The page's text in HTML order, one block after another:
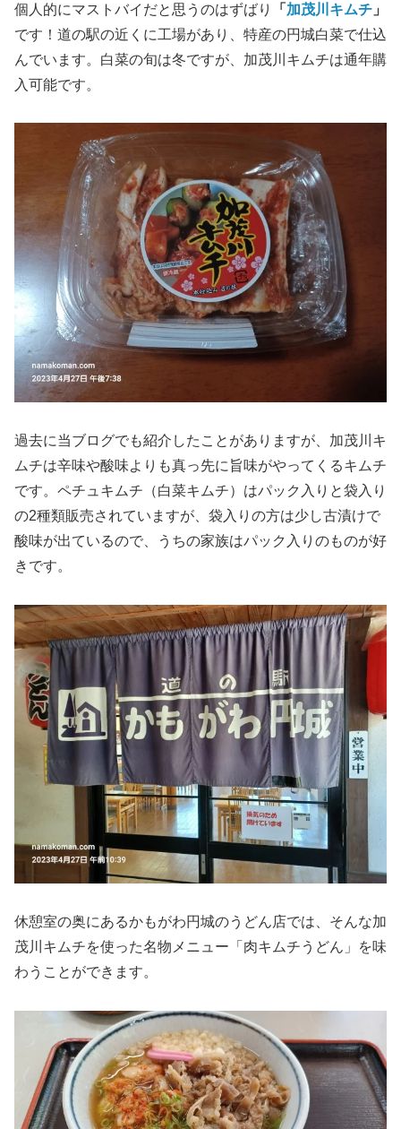
個人的にマストバイだと思うのはずばり
「 加茂川キムチ 」
です！道の駅の近くに工場があり、特産の円城白菜で仕込
んでいます。白菜の旬は冬ですが、加茂川キムチは通年購
入可能です。
過去に当ブログでも紹介したことがありますが、加茂川キ
ムチは辛味や酸味よりも真っ先に旨味がやってくるキムチ
です。ペチュキムチ（白菜キムチ）はパック入りと袋入り
の2種類販売されていますが、袋入りの方は少し古漬けで
酸味が出ているので、うちの家族はパック入りのものが好
きです。
休憩室の奥にあるかもがわ円城のうどん店では、そんな加
茂川キムチを使った名物メニュー「肉キムチうどん」を味
わうことができます。